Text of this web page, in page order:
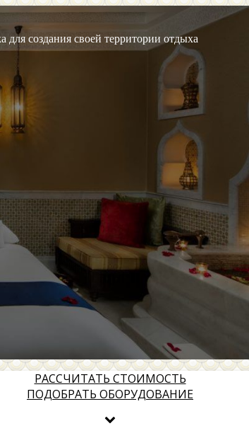
создания своей территории отдыха
РАССЧИТАТЬ СТОИМОСТЬ
ПОДОБРАТЬ ОБОРУДОВАНИЕ